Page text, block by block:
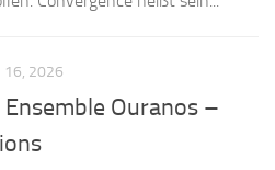
16, 2026
Ouranos –